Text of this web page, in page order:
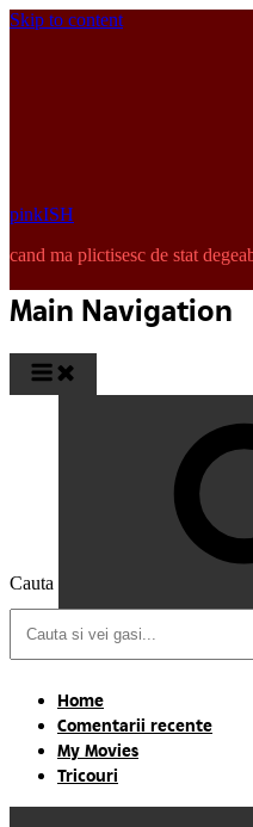
Skip to content
pinkISH
cand ma plictisesc de stat
Main Navigation
Cauta
Home
Comentarii recente
My Movies
Tricouri